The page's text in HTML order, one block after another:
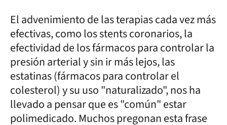
El advenimiento de las terapias cada vez más
efectivas, como los stents coronarios, la
efectividad de los fármacos para controlar la
presión arterial y sin ir más lejos, las
estatinas (fármacos para controlar el
colesterol) y su uso "naturalizado", nos ha
llevado a pensar que es "común" estar
polimedicado. Muchos pregonan esta frase